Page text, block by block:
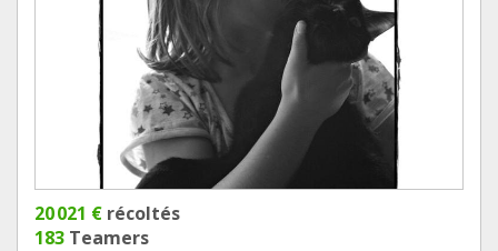
20 021 € récoltés
183 Teamers